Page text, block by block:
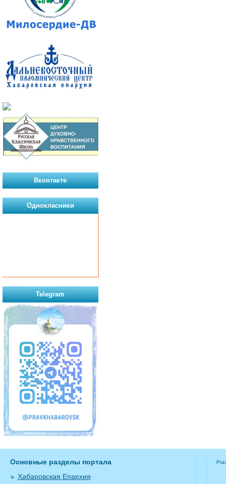
Вконтакте
Однокласники
Telegram
Основные разделы портала
Хабаровская Епархия